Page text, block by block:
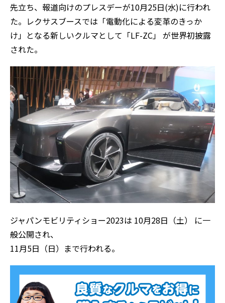
先立ち、報道向けのプレスデーが10月25日(水)に行われ
た。レクサスブースでは「電動化による変革のきっか
け」となる新しいクルマとして「LF-ZC」 が世界初披露
された。
ジャパンモビリティショー2023は 10月28日（土） に一
般公開され、
11月5日（日）まで行われる。